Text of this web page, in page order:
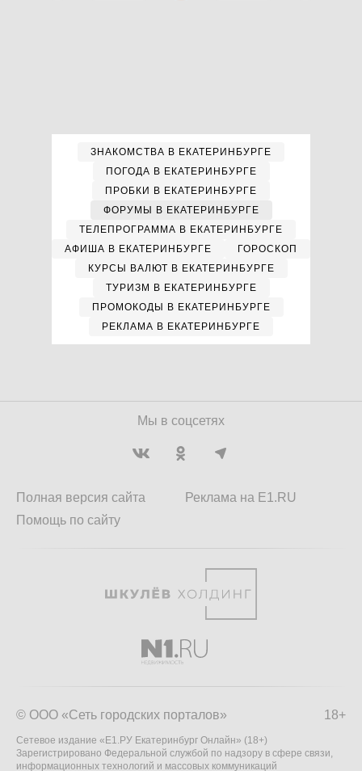
ЗНАКОМСТВА В ЕКАТЕРИНБУРГЕ
ПОГОДА В ЕКАТЕРИНБУРГЕ
ПРОБКИ В ЕКАТЕРИНБУРГЕ
ФОРУМЫ В ЕКАТЕРИНБУРГЕ
ТЕЛЕПРОГРАММА В ЕКАТЕРИНБУРГЕ
АФИША В ЕКАТЕРИНБУРГЕ
ГОРОСКОП
КУРСЫ ВАЛЮТ В ЕКАТЕРИНБУРГЕ
ТУРИЗМ В ЕКАТЕРИНБУРГЕ
ПРОМОКОДЫ В ЕКАТЕРИНБУРГЕ
РЕКЛАМА В ЕКАТЕРИНБУРГЕ
Мы в соцсетях
Полная версия сайта
Помощь по сайту
Реклама на E1.RU
18+
© ООО «Сеть городских порталов»
Сетевое издание «Е1.РУ Екатеринбург Онлайн» (18+)
Зарегистрировано Федеральной службой по надзору в сфере связи,
информационных технологий и массовых коммуникаций